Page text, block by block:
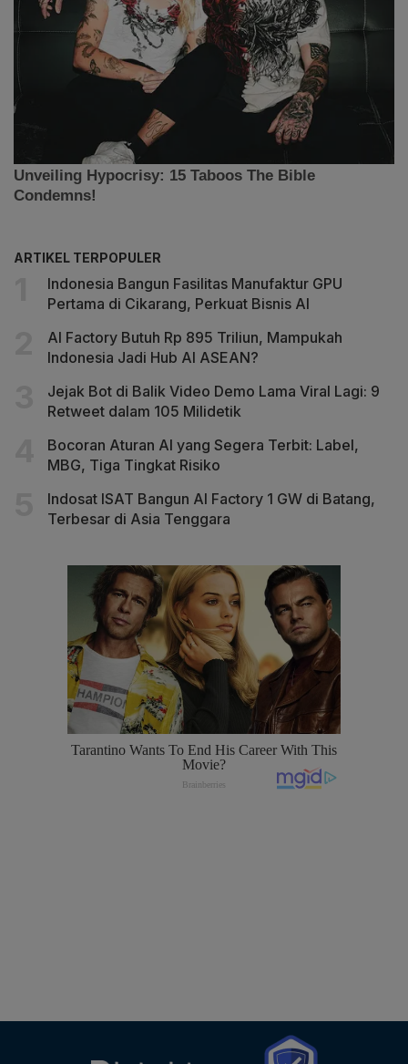
ARTIKEL TERPOPULER
Indonesia Bangun Fasilitas Manufaktur GPU
Pertama di Cikarang, Perkuat Bisnis AI
AI Factory Butuh Rp 895 Triliun, Mampukah
Indonesia Jadi Hub AI ASEAN?
Jejak Bot di Balik Video Demo Lama Viral Lagi: 9
Retweet dalam 105 Milidetik
Bocoran Aturan AI yang Segera Terbit: Label,
MBG, Tiga Tingkat Risiko
Indosat ISAT Bangun AI Factory 1 GW di Batang,
Terbesar di Asia Tenggara